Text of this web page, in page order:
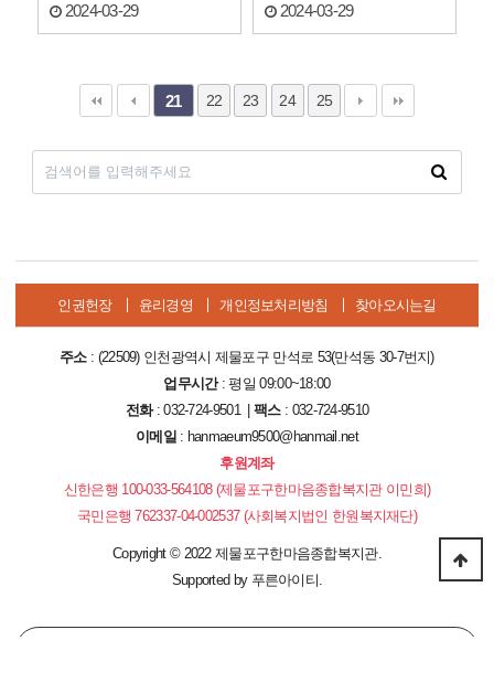
2024-03-29
2024-03-29
21 22 23 24 25
인권헌장 윤리경영 개인정보처리방침 찾아오시는길
주소: (22509) 인천광역시 제물포구 만석로 53(만석동 30-7번지)
업무시간: 평일 09:00~18:00
전화: 032-724-9501 |팩스: 032-724-9510
이메일 : hanmaeum9500@hanmail.net
후원계좌
신한은행 100-033-564108 (제물포구한마음종합복지관 이민희)
국민은행 762337-04-002537 (사회복지법인 한원복지재단)
Copyright ©2022 제물포구한마음종합복지관.
Supported by 푸른아이티.